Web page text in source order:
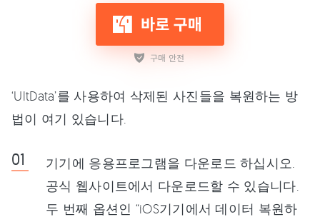
‘UltData’를 사용하여 삭제된 사진들을 복원하는 방
법이 여기 있습니다.
기기에 응용프로그램을 다운로드 하십시오.
공식 웹사이트에서 다운로드할 수 있습니다.
두 번째 옵션인 “iOS기기에서 데이터 복원하